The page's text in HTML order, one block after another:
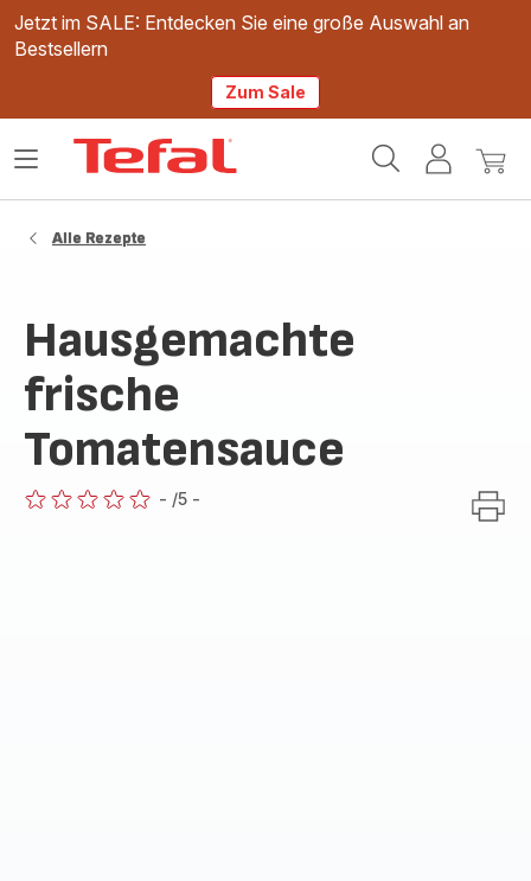
Jetzt im SALE: Entdecken Sie eine große Auswahl an
Bestsellern
Zum Sale
Mein
Mein
Das
Alle Rezepte
Hausgemachte
frische
Tomatensauce
- /5 -